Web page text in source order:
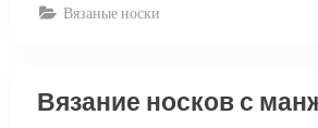
Вязаные носки
Вязание носков с